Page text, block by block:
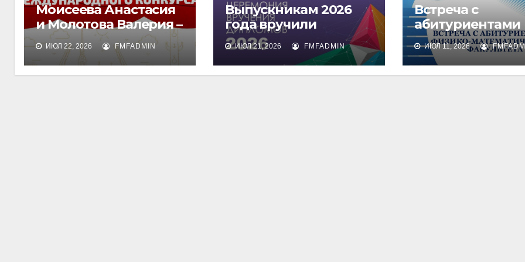
Моисеева Анастасия
и Молотова Валерия –
лауреаты
международного
конкурса талантов
ИЮЛ 22, 2026 FMFADMIN
Выпускникам 2026
года вручили
дипломы о высшем
образовании
ИЮЛ 21, 2026 FMFADMIN
Встреча с
абитуриентами
физико-
факультета и их
ИЮЛ 11, 2026